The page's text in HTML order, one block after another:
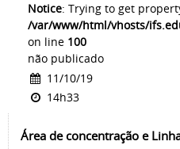
Notice: Trying to get
/var/www/html/vhosts/
on line 100
não publicado
11/10/19
14h33
Área de concentração e